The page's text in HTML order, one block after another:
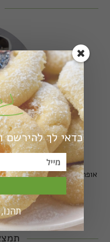
אופה, מבשלת, משוטטת,
כדאי לך להירשם